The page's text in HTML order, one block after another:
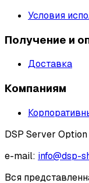
Условия
Получение и
Доставка
Компаниям
DSP Server
e-mail: info@dsp-
Вся